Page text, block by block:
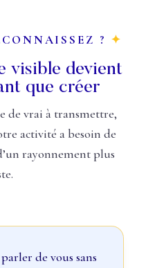
? ✦
visible devient
que créer
de vrai à transmettre,
activité a besoin de
rayonnement plus
de vous sans